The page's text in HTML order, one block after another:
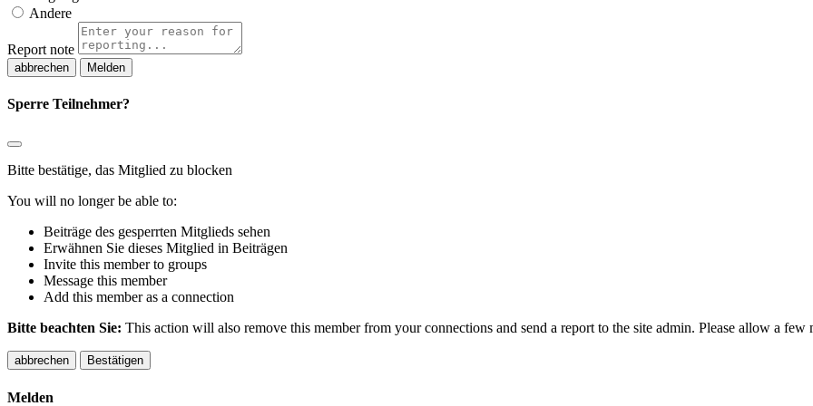
Andere
Report note
Melden
Sperre Teilnehmer?
Bitte bestätige, das Mitglied zu blocken
You will no longer be able to:
Beiträge des gesperrten Mitglieds sehen
Erwähnen Sie dieses Mitglied in Beiträgen
Invite this member to groups
Message this member
Add this member as a connection
Bitte beachten Sie: This action will also remove this member from your connections and send a report to the site admin. Please allow a few
Bestätigen
Melden